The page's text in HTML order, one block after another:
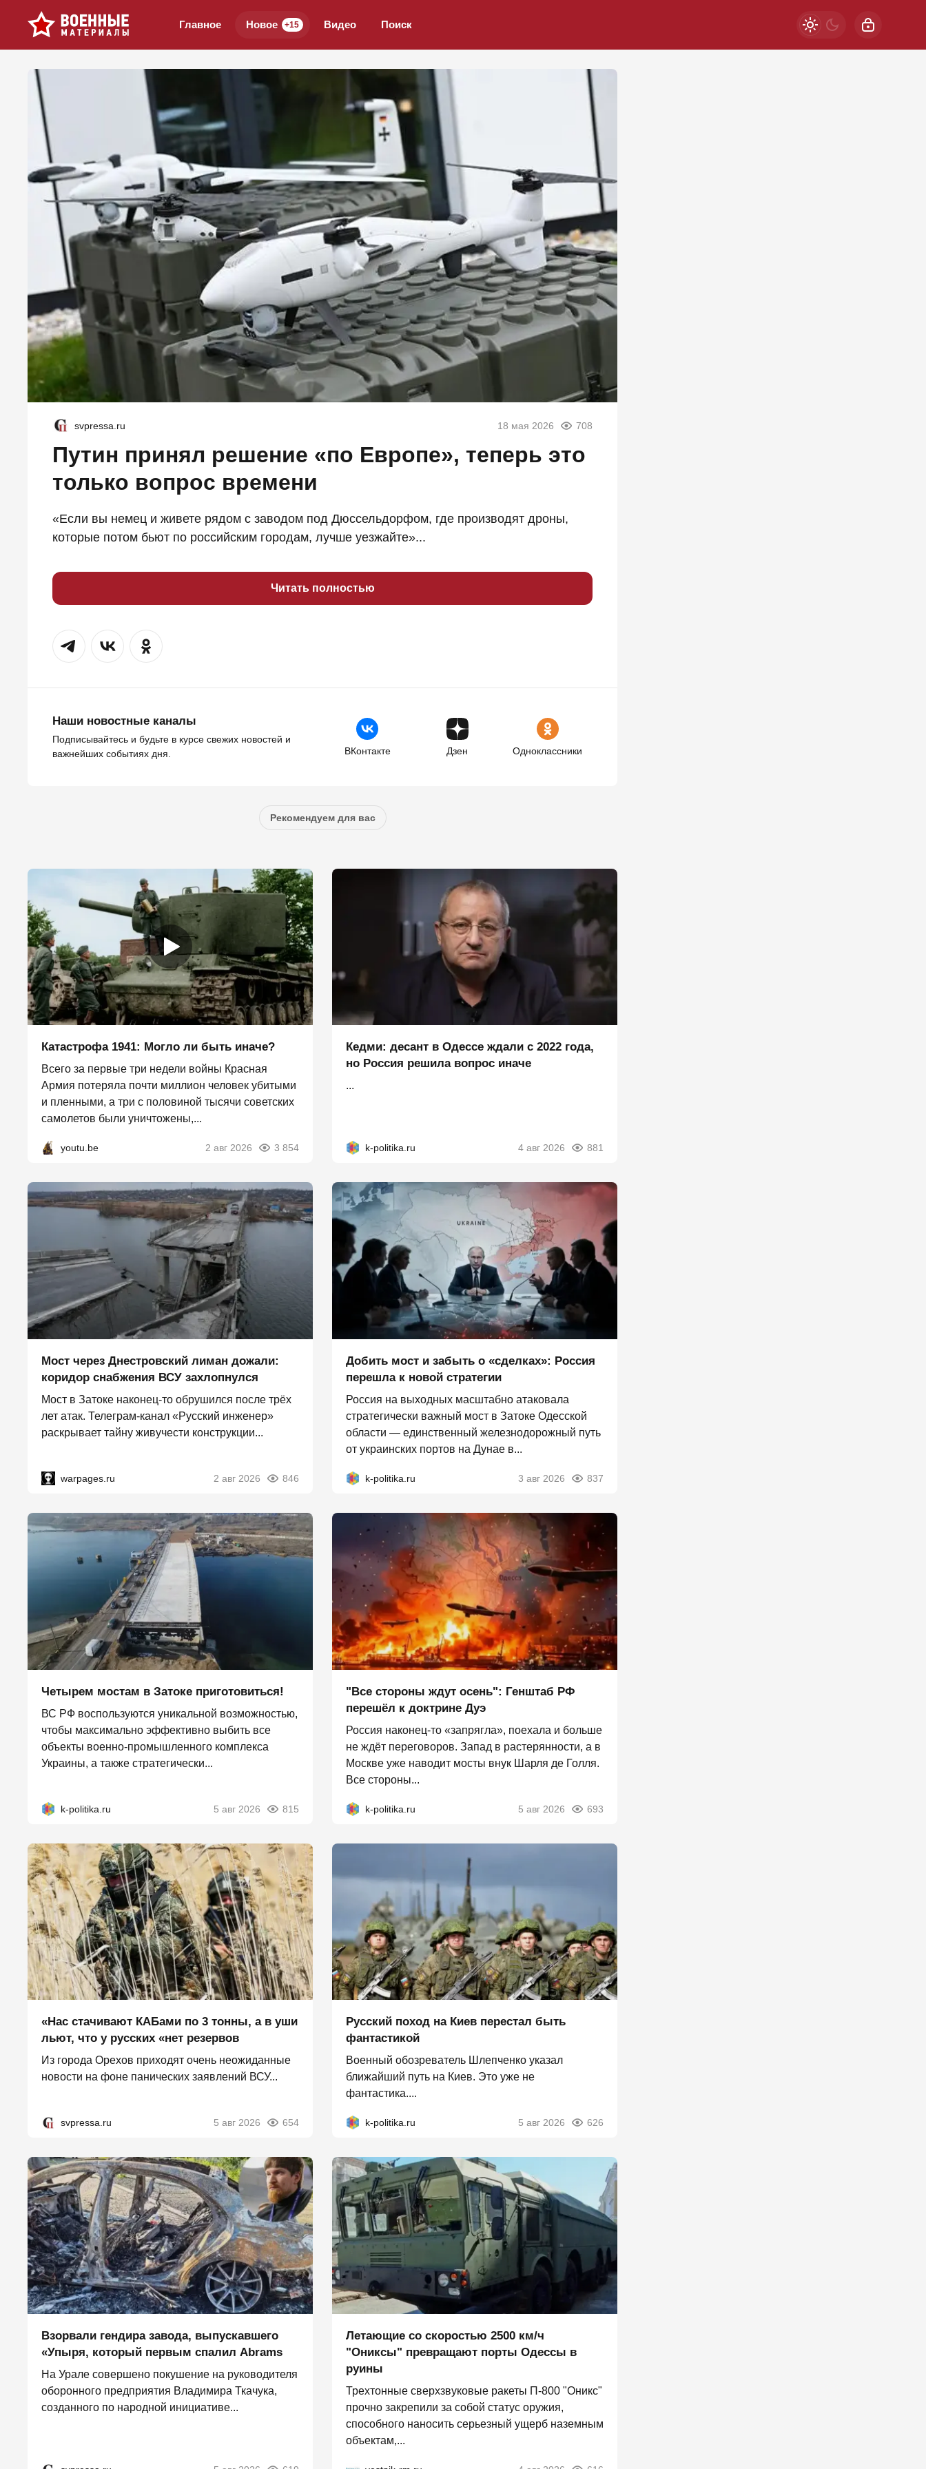
Главное Новое +15 Видео Поиск
svpressa.ru 18 мая 2026 708
Путин принял решение «по Европе», теперь это
только вопрос времени
«Если вы немец и живете рядом с заводом под Дюссельдорфом, где производят дроны,
которые потом бьют по российским городам, лучше уезжайте»...
Читать полностью
Наши новостные каналы
Подписывайтесь и будьте в курсе свежих новостей и
важнейших событиях дня.
ВКонтакте Дзен Одноклассники
Рекомендуем для вас
Катастрофа 1941: Могло ли быть иначе?
Всего за первые три недели войны Красная
Армия потеряла почти миллион человек убитыми
и пленными, а три с половиной тысячи советских
самолетов были уничтожены,...
youtu.be 2 авг 2026 3 854
Кедми: десант в Одессе ждали с 2022 года,
но Россия решила вопрос иначе
...
k-politika.ru 4 авг 2026 881
Мост через Днестровский лиман дожали:
коридор снабжения ВСУ захлопнулся
Мост в Затоке наконец-то обрушился после трёх
лет атак. Телеграм-канал «Русский инженер»
раскрывает тайну живучести конструкции...
warpages.ru 2 авг 2026 846
Добить мост и забыть о «сделках»: Россия
перешла к новой стратегии
Россия на выходных масштабно атаковала
стратегически важный мост в Затоке Одесской
области — единственный железнодорожный путь
от украинских портов на Дунае в...
k-politika.ru 3 авг 2026 837
Четырем мостам в Затоке приготовиться!
ВС РФ воспользуются уникальной возможностью,
чтобы максимально эффективно выбить все
объекты военно-промышленного комплекса
Украины, а также стратегически...
k-politika.ru 5 авг 2026 815
"Все стороны ждут осень": Генштаб РФ
перешёл к доктрине Дуэ
Россия наконец-то «запрягла», поехала и больше
не ждёт переговоров. Запад в растерянности, а в
Москве уже наводит мосты внук Шарля де Голля.
Все стороны...
k-politika.ru 5 авг 2026 693
«Нас стачивают КАБами по 3 тонны, а в уши
льют, что у русских «нет резервов
Из города Орехов приходят очень неожиданные
новости на фоне панических заявлений ВСУ...
svpressa.ru 5 авг 2026 654
Русский поход на Киев перестал быть
фантастикой
Военный обозреватель Шлепченко указал
ближайший путь на Киев. Это уже не
фантастика....
k-politika.ru 5 авг 2026 626
Взорвали гендира завода, выпускавшего
«Упыря, который первым спалил Abrams
На Урале совершено покушение на руководителя
оборонного предприятия Владимира Ткачука,
созданного по народной инициативе...
Летающие со скоростью 2500 км/ч
"Ониксы" превращают порты Одессы в
руины
Трехтонные сверхзвуковые ракеты П‑800 "Оникс"
прочно закрепили за собой статус оружия,
способного наносить серьезный ущерб наземным
объектам,...